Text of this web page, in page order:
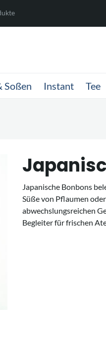
Soßen Instant Tee
Japanische Bonbons
Süße von Pflaumen
abwechslungsreichen
Begleiter für frischen